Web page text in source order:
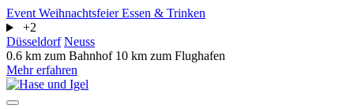
Event WeihnachtsfeierEssen & Trinken
+2
Düsseldorf Neuss
0.6 km zum Bahnhof 10 km zum Flughafen
Mehr erfahren